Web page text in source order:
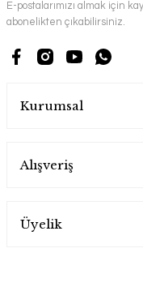
E-postalarımızı almak için
abonelikten çıkabilirsiniz.
Kurumsal
Alışveriş
Üyelik